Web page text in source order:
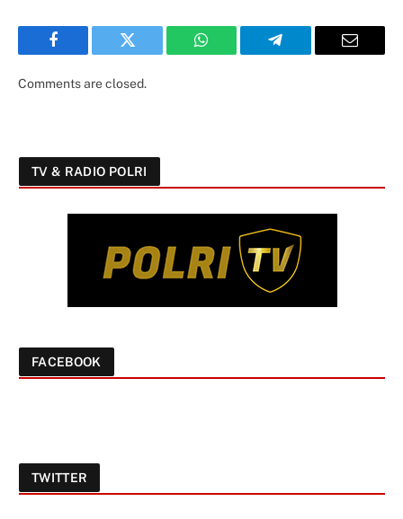
Facebook Twitter WhatsApp Telegram Email
Comments are closed.
TV & RADIO POLRI
FACEBOOK
TWITTER